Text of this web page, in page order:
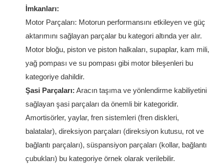
İmkanları:
Motor Parçaları: Motorun performansını etkileyen ve güç
aktarımını sağlayan parçalar bu kategori altında yer alır.
Motor bloğu, piston ve piston halkaları, supaplar, kam mili,
yağ pompası ve su pompası gibi motor bileşenleri bu
kategoriye dahildir.
Şasi Parçaları: Aracın taşıma ve yönlendirme kabiliyetini
sağlayan şasi parçaları da önemli bir kategoridir.
Amortisörler, yaylar, fren sistemleri (fren diskleri,
balatalar), direksiyon parçaları (direksiyon kutusu, rot ve
bağlantı parçaları), süspansiyon parçaları (kollar, bağlantı
çubukları) bu kategoriye örnek olarak verilebilir.